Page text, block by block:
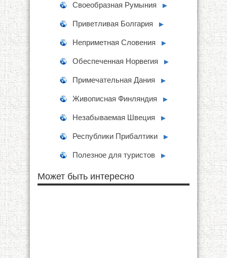
Своеобразная Румыния ►
Приветливая Болгария ►
Неприметная Словения ►
Обеспеченная Норвегия ►
Примечательная Дания ►
Живописная Финляндия ►
Незабываемая Швеция ►
Республики Прибалтики ►
Полезное для туристов ►
Может быть интересно